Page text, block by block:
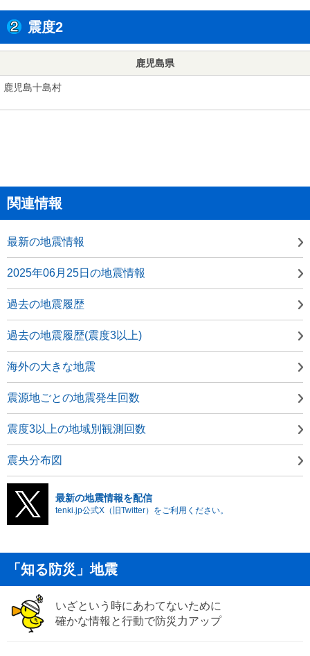
震度2
鹿児島県
鹿児島十島村
関連情報
最新の地震情報
2025年06月25日の地震情報
過去の地震履歴
過去の地震履歴(震度3以上)
海外の大きな地震
震源地ごとの地震発生回数
震度3以上の地域別観測回数
震央分布図
最新の地震情報を配信
tenki.jp公式X（旧Twitter）をご利用ください。
「知る防災」地震
いざという時にあわてないために
確かな情報と行動で防災力アップ